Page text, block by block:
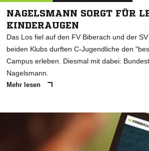
NAGELSMANN SORGT FÜR
KINDERAUGEN
Das Los fiel auf den FV Biberach und der
beiden Klubs durften C-Jugendliche den
Campus erleben. Diesmal mit dabei:
Nagelsmann.
Mehr lesen